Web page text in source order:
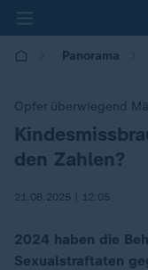
Panorama
Opfer überwiegend
:
den Zahlen?
21.08.2025 | 12:05
2024 haben die
Sexualstraftaten